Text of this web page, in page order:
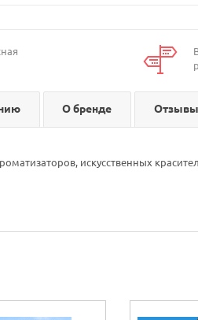
О бренде Отзывы
искусственных